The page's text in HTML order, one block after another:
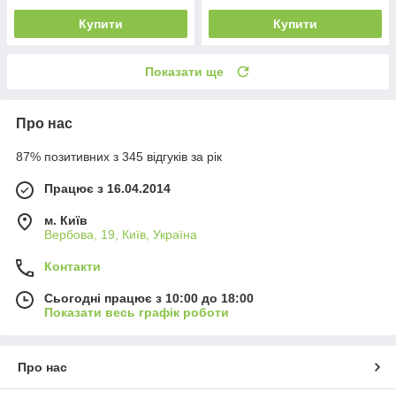
Купити Купити
Показати ще
Про нас
87% позитивних з 345 відгуків за рік
Працює з 16.04.2014
м. Київ
Вербова, 19, Київ, Україна
Контакти
Сьогодні працює з 10:00 до 18:00
Показати весь графік роботи
Про нас